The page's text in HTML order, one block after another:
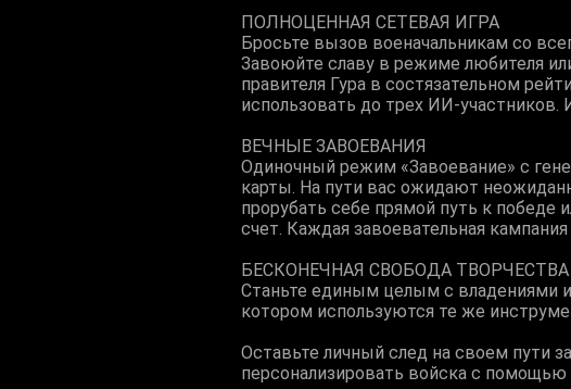
ПОЛНОЦЕННАЯ СЕТЕВАЯ ИГРА
Бросьте вызов военачальникам со
Завоюйте славу в режиме любителя
правителя Гура в состязательном
использовать до трех ИИ-
ВЕЧНЫЕ ЗАВОЕВАНИЯ
Одиночный режим «Завоевание» с
карты. На пути вас ожидают
прорубать себе прямой путь к
счет. Каждая завоевательная
БЕСКОНЕЧНАЯ СВОБОДА ТВОРЧЕСТВА
Станьте единым целым с владениями
котором используются те же
Оставьте личный след на своем пути
персонализировать войска с помощью